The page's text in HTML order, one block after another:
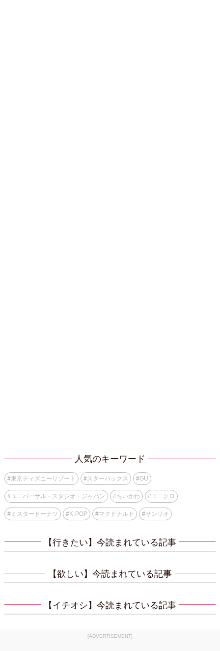
人気のキーワード
#東京ディズニーリゾート #スターバックス #GU
#ユニバーサル・スタジオ・ジャパン #ちいかわ #ユニクロ
#ミスタードーナツ #K-POP #マクドナルド #サンリオ
【行きたい】今読まれている記事
【欲しい】今読まれている記事
【イチオシ】今読まれている記事
[ADVERTISEMENT]